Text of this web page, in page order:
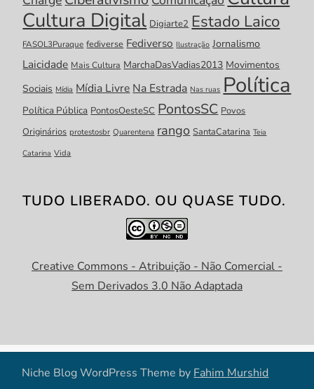
Cultura Digital Digiarte2 Estado Laico
FASOL3Puraque fediverse Fediverso Ilustração Jornalismo
Laicidade Mais Cultura MarchaDasVadias2013 Movimentos
Sociais Mídia Mídia Livre Na Estrada Nas ruas Política
Política Pública PontosOesteSC PontosSC Povos
Originários protestosbr Quarentena rango SantaCatarina Teia
Catarina Vida
TUDO LIBERADO. OU QUASE TUDO.
Creative Commons - Atribuição - Não Comercial -
Sem Derivados 3.0 Não Adaptada
Niche Blog WordPress Theme by Fahim Murshid